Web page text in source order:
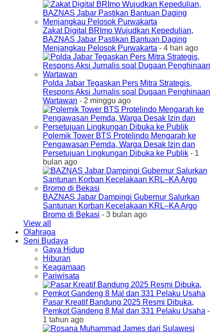
Zakat Digital BRImo Wujudkan Kepedulian,
BAZNAS Jabar Pastikan Bantuan Daging
Menjangkau Pelosok Purwakarta - 4 hari ago
Polda Jabar Tegaskan Pers Mitra Strategis,
Respons Aksi Jurnalis soal Dugaan Penghinaan
Wartawan - 2 minggu ago
Polemik Tower BTS Protelindo Mengarah ke
Pengawasan Pemda, Warga Desak Izin dan
Persetujuan Lingkungan Dibuka ke Publik - 1
bulan ago
BAZNAS Jabar Dampingi Gubernur Salurkan
Santunan Korban Kecelakaan KRL–KA Argo
Bromo di Bekasi - 3 bulan ago
View all
Olahraga
Seni Budaya
Gaya Hidup
Hiburan
Keagamaan
Pariwisata
Pasar Kreatif Bandung 2025 Resmi Dibuka,
Pemkot Gandeng 8 Mal dan 331 Pelaku Usaha -
1 tahun ago